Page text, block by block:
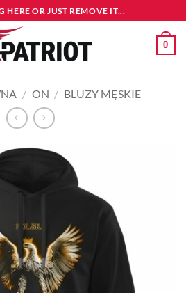
HERE OR JUST REMOVE IT...
0
/ ON / BLUZY MĘSKIE